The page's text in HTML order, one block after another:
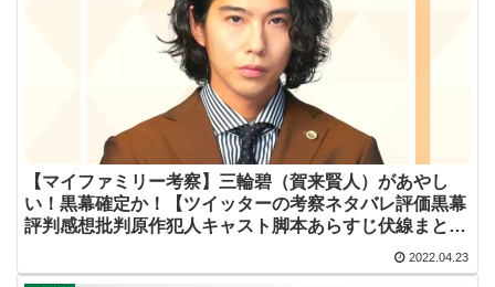
【マイファミリー考察】三輪碧（賀来賢人）があやし
い！黒幕確定か！【ツイッターの考察ネタバレ評価黒幕
評判感想批判原作犯人キャスト脚本あらすじ伏線まと
2022.04.23